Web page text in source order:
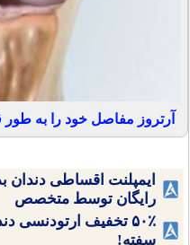
آرتروز مفاصل خود را به
ایمپلنت اقساطی دندان
رایگان توسط متخصص
۵۰٪ تخفیف ارتودنسی
سفته!